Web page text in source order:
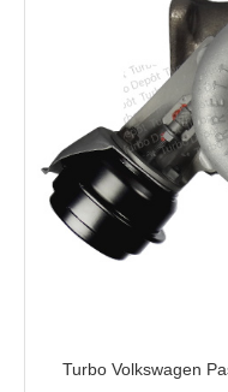
Turbo Volkswagen